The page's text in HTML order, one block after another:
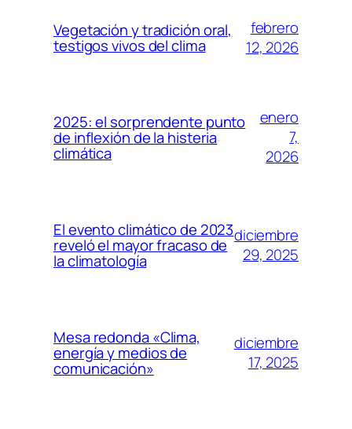
Vegetación y tradición oral,
testigos vivos del clima
febrero
12, 2026
2025: el sorprendente punto
de inflexión de la histeria
climática
enero
7,
2026
El evento climático de 2023
reveló el mayor fracaso de
la climatología
diciembre
29, 2025
Mesa redonda «Clima,
energía y medios de
comunicación»
diciembre
17, 2025